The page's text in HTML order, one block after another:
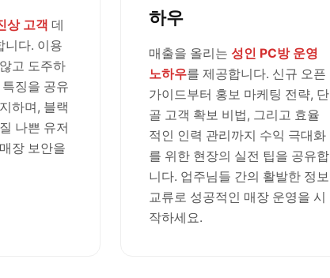
상 고객 데
니다. 이용
고 도주하
징을 공유
하며, 블랙
나쁜 유저
장 보안을
하우
매출을 올리는 성인 PC방 운영
노하우를 제공합니다. 신규 오픈
가이드부터 홍보 마케팅 전략, 단
골 고객 확보 비법, 그리고 효율
적인 인력 관리까지 수익 극대화
를 위한 현장의 실전 팁을 공유합
니다. 업주님들 간의 활발한 정보
교류로 성공적인 매장 운영을 시
작하세요.